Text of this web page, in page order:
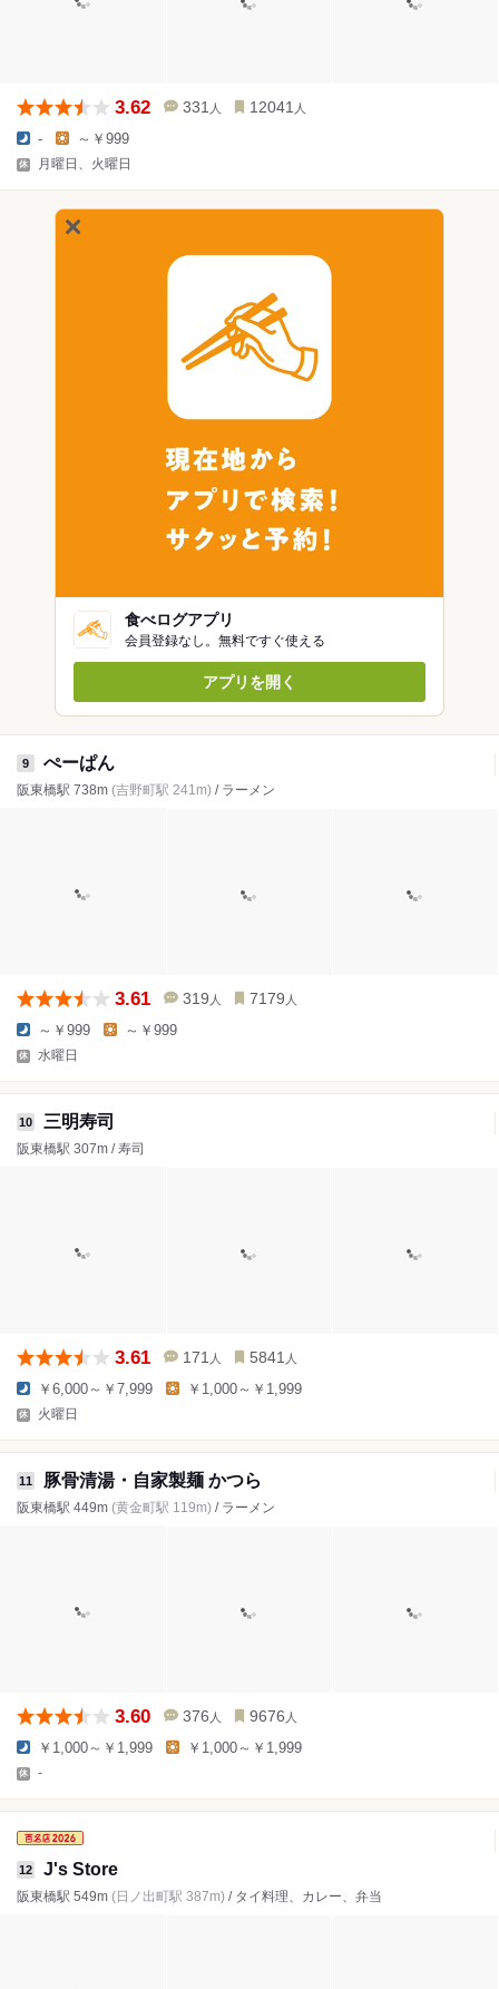
3.62 331 人 12041 人
- ～￥999
月曜日、火曜日
食べログアプリ
会員登録なし。無料ですぐ使える
アプリを開く
9 ぺーぱん
阪東橋駅 738m (吉野町駅 241m) / ラーメン
3.61 319 人 7179 人
～￥999 ～￥999
水曜日
10 三明寿司
阪東橋駅 307m / 寿司
3.61 171 人 5841 人
￥6,000～￥7,999 ￥1,000～￥1,999
火曜日
11 豚骨清湯・自家製麺 かつら
阪東橋駅 449m (黄金町駅 119m) / ラーメン
3.60 376 人 9676 人
￥1,000～￥1,999 ￥1,000～￥1,999
-
12 J's Store
阪東橋駅 549m (日ノ出町駅 387m) / タイ料理、カレー、弁当